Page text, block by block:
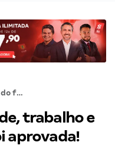
Conciliando faculdade, trabalho e estudos, Joana B. foi aprovada!
trabalho e
aprovada!